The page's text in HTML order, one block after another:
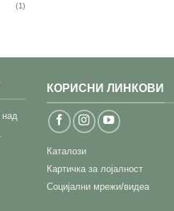
(1)
над
КОРИСНИ ЛИНКОВИ
Каталози
Картичка за лојалност
Социјални мрежи/видеа